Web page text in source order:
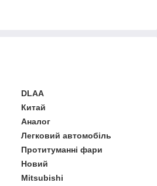
DLAA
Китай
Аналог
Легковий автомобіль
Протитуманні фари
Новий
Mitsubishi